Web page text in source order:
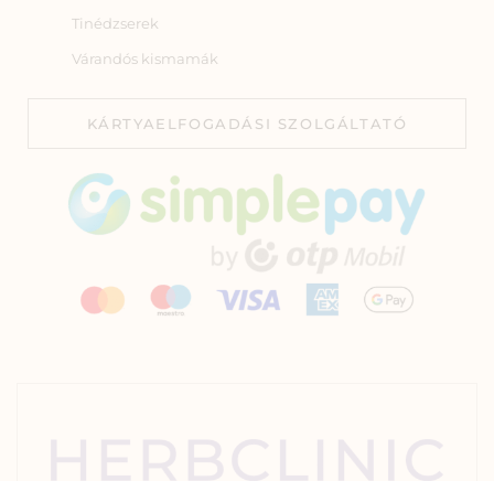
Tinédzserek
Várandós kismamák
KÁRTYAELFOGADÁSI SZOLGÁLTATÓ